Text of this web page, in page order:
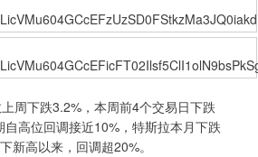
下跌3.2%，本周前4个交易日下跌
高位回调接近10%，特斯拉本月下跌
新高以来，回调超20%。